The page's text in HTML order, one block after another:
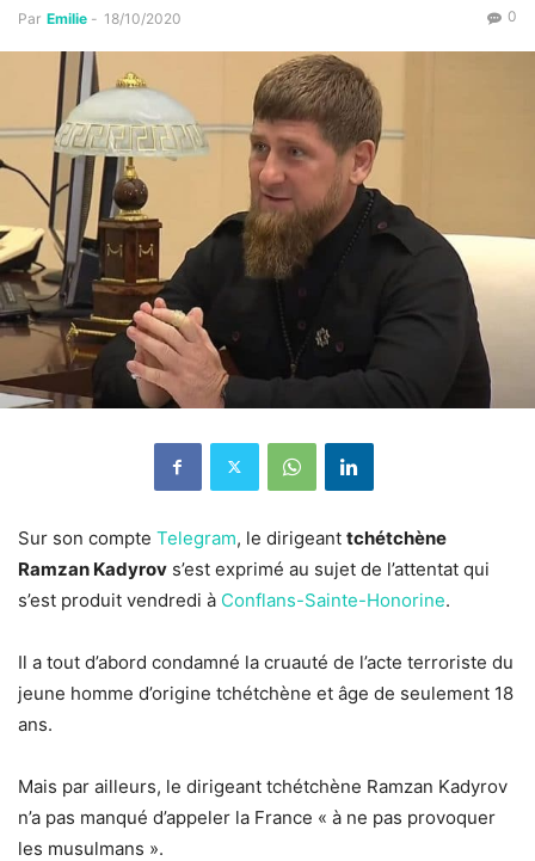
Par Emilie - 18/10/2020 0
Sur son compte Telegram, le dirigeant tchétchène
Ramzan Kadyrov s’est exprimé au sujet de l’attentat qui
s’est produit vendredi à Conflans-Sainte-Honorine.
Il a tout d’abord condamné la cruauté de l’acte terroriste du
jeune homme d’origine tchétchène et âge de seulement 18
ans.
Mais par ailleurs, le dirigeant tchétchène Ramzan Kadyrov
n’a pas manqué d’appeler la France « à ne pas provoquer
les musulmans ».